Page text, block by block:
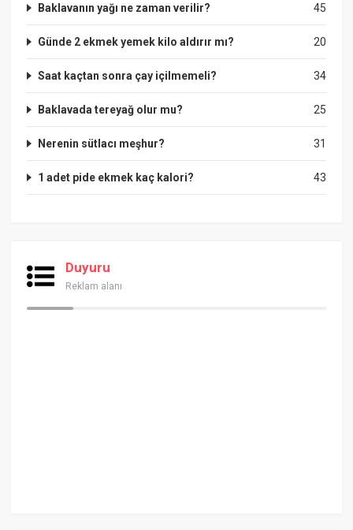
45
Baklavanın yağı ne zaman verilir?
20
Günde 2 ekmek yemek kilo aldırır mı?
34
Saat kaçtan sonra çay içilmemeli?
25
Baklavada tereyağ olur mu?
31
Nerenin sütlacı meşhur?
43
1 adet pide ekmek kaç kalori?
Duyuru
Reklam alanı